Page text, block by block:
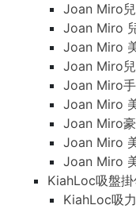
Joan Miro
Joan Miro
Joan Miro
Joan Miro
Joan Miro
Joan Miro
Joan Miro
Joan Miro
Joan Miro
KiahLoc吸盤
KiahLoc吸